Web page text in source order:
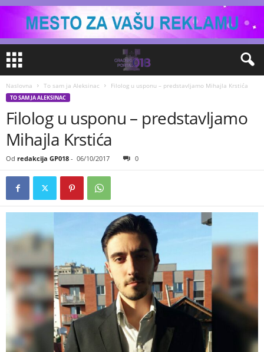
Naslovna To sam ja Aleksinac Filolog u usponu – predstavljamo Mihajla Krstića
TO SAM JA ALEKSINAC
Filolog u usponu – predstavljamo
Mihajla Krstića
Od redakcija GP018 - 06/10/2017 0